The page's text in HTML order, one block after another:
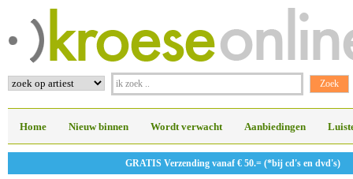
Home Nieuw binnen Wordt verwacht Aanbiedingen
GRATIS Verzending vanaf € 50.= (*bij cd's en dvd's)